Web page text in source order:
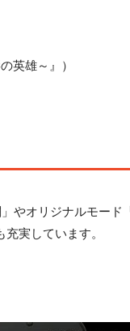
英雄～』）
やオリジナルモード
実しています。